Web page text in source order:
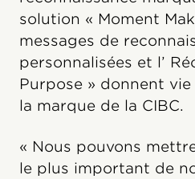
solution « Moment
messages de
personnalisées et l’
Purpose » donnent
la marque de la CIBC.
« Nous pouvons
le plus important de